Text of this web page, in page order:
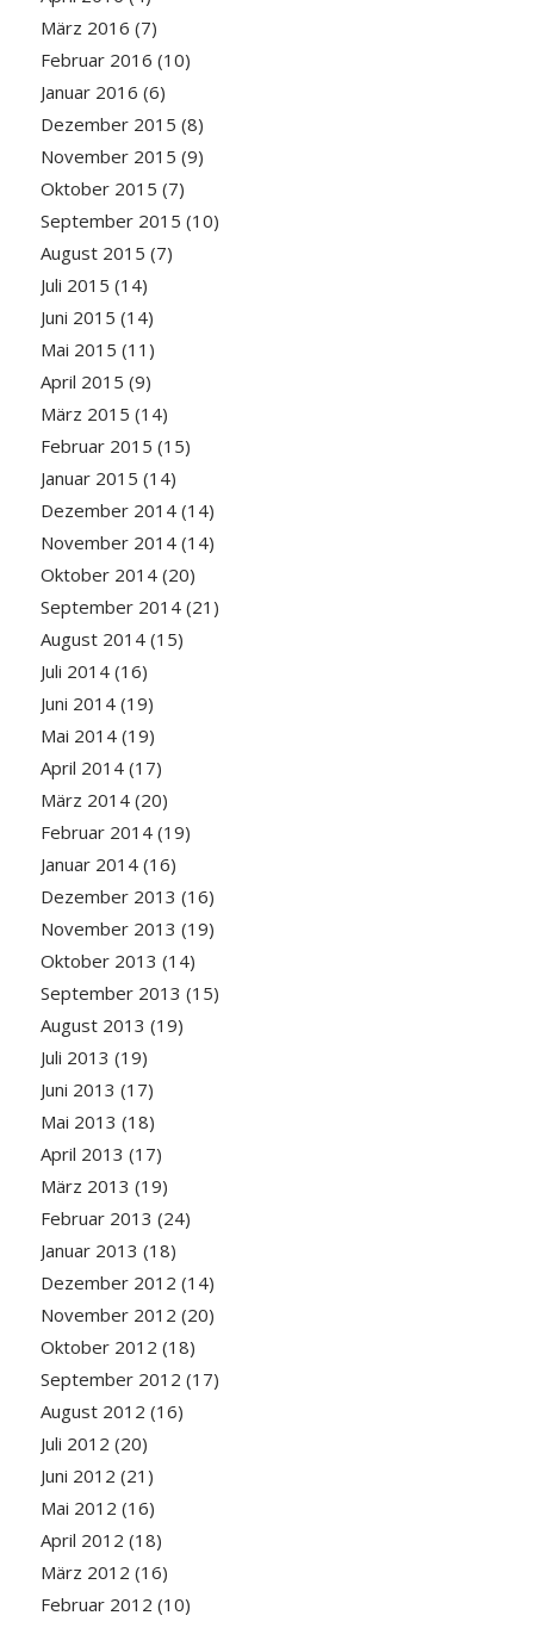
März 2016 (7)
Februar 2016 (10)
Januar 2016 (6)
Dezember 2015 (8)
November 2015 (9)
Oktober 2015 (7)
September 2015 (10)
August 2015 (7)
Juli 2015 (14)
Juni 2015 (14)
Mai 2015 (11)
April 2015 (9)
März 2015 (14)
Februar 2015 (15)
Januar 2015 (14)
Dezember 2014(14)
November 2014(14)
Oktober 2014(20)
September 2014(21)
August 2014(15)
Juli 2014(16)
Juni 2014(19)
Mai 2014(19)
April 2014(17)
März 2014(20)
Februar 2014(19)
Januar 2014(16)
Dezember 2013 (16)
November 2013 (19)
Oktober 2013 (14)
September 2013 (15)
August 2013 (19)
Juli 2013 (19)
Juni 2013 (17)
Mai 2013 (18)
April 2013 (17)
März 2013 (19)
Februar 2013 (24)
Januar 2013 (18)
Dezember 2012 (14)
November 2012 (20)
Oktober 2012 (18)
September 2012 (17)
August 2012 (16)
Juli 2012 (20)
Juni 2012 (21)
Mai 2012 (16)
April 2012 (18)
März 2012 (16)
Februar 2012 (10)